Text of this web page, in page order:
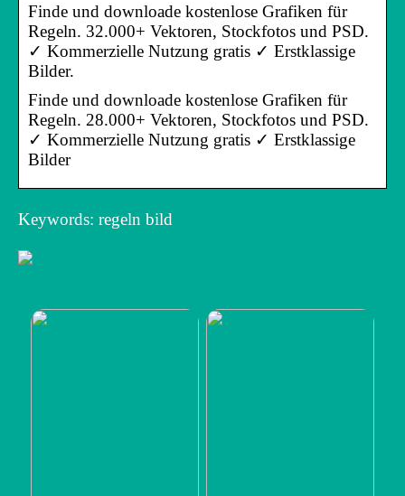
Finde und downloade kostenlose Grafiken für
Regeln. 32.000+ Vektoren, Stockfotos und PSD.
✓ Kommerzielle Nutzung gratis ✓ Erstklassige
Bilder.
Finde und downloade kostenlose Grafiken für
Regeln. 28.000+ Vektoren, Stockfotos und PSD.
✓ Kommerzielle Nutzung gratis ✓ Erstklassige
Bilder
Keywords: regeln bild